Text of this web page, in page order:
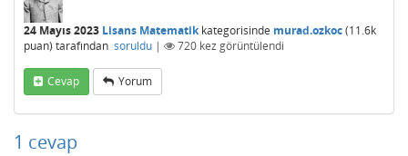
24 Mayıs 2023 Lisans Matematikkategorisinde murad.ozkoc(11.6k
puan) tarafından soruldu | 720 kez görüntülendi
Cevap Yorum
1 cevap